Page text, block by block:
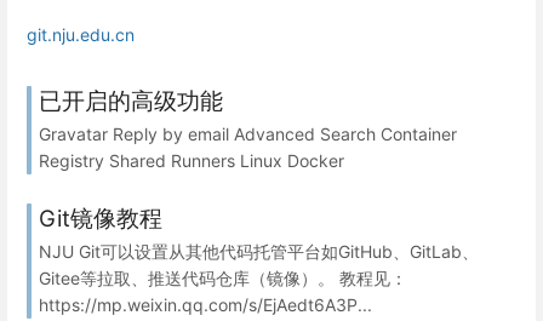
git.nju.edu.cn
已开启的高级功能
Gravatar Reply by email Advanced Search Container
Registry Shared Runners Linux Docker
Git镜像教程
NJU Git可以设置从其他代码托管平台如GitHub、GitLab、
Gitee等拉取、推送代码仓库（镜像）。 教程见：
https://mp.weixin.qq.com/s/EjAedt6A3P...